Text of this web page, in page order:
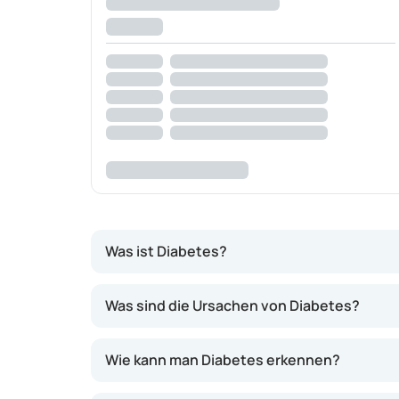
Was ist Diabetes?
Persounen, déi un Diabetes leiden, ass ze
Was sind die Ursachen von Diabetes?
Wie kann man Diabetes erkennen?